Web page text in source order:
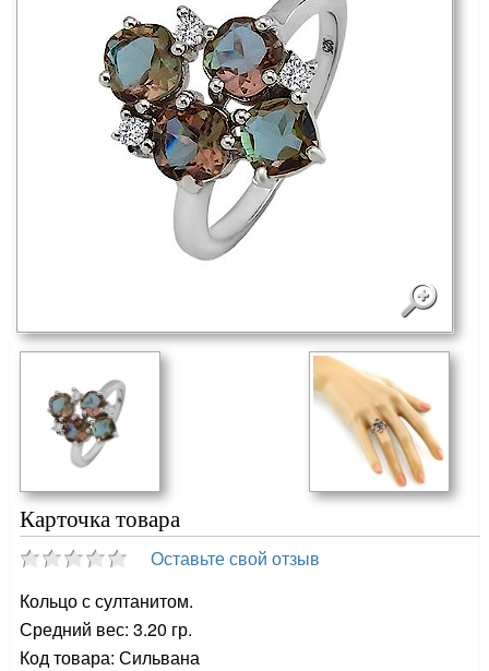
Карточка товара
Оставьте свой отзыв
Кольцо с султанитом.
Средний вес: 3.20 гр.
Код товара: Сильвана